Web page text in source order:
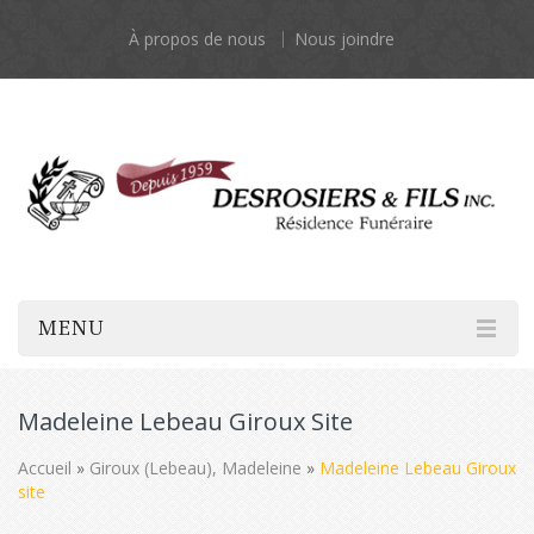
À propos de nous Nous joindre
MENU
Madeleine Lebeau Giroux Site
Accueil » Giroux (Lebeau), Madeleine » Madeleine Lebeau Giroux
site